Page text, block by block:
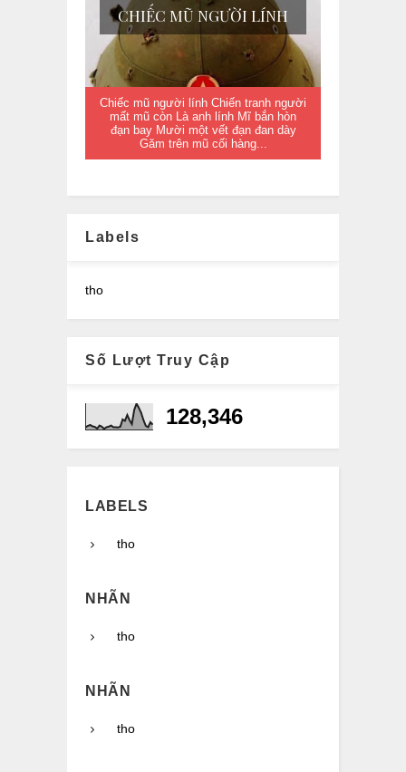
CHIẾC MŨ NGƯỜI LÍNH
Chiếc mũ người lính Chiến tranh người
mất mũ còn Là anh lính Mĩ bắn hòn
đạn bay Mười một vết đạn đan dày
Găm trên mũ cối hàng...
Labels
tho
Số Lượt Truy Cập
128,346
LABELS
tho
NHÃN
tho
NHÃN
tho